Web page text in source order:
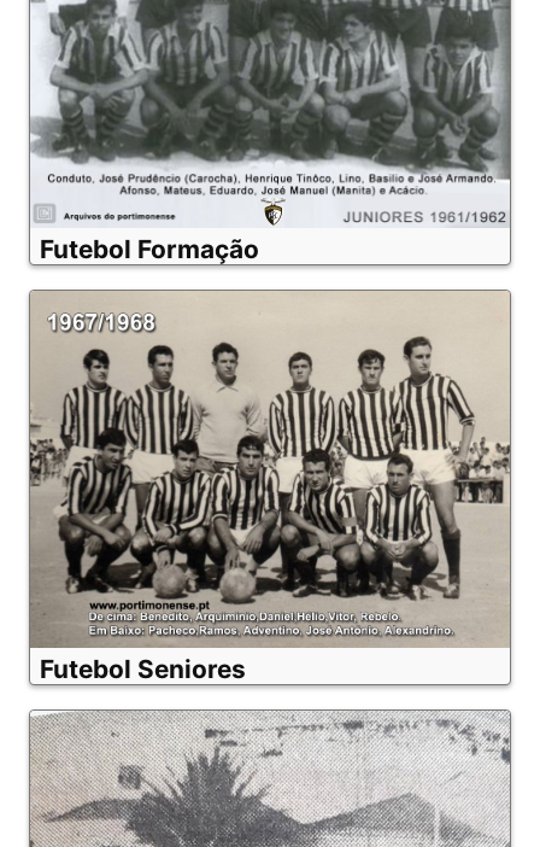
Futebol Formação
Futebol Seniores